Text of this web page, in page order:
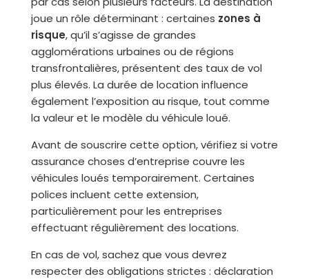
joue un rôle déterminant : certaines zones à
risque, qu’il s’agisse de grandes
agglomérations urbaines ou de régions
transfrontalières, présentent des taux de vol
plus élevés. La durée de location influence
également l’exposition au risque, tout comme
la valeur et le modèle du véhicule loué.
Avant de souscrire cette option, vérifiez si votre
assurance choses d’entreprise couvre les
véhicules loués temporairement. Certaines
polices incluent cette extension,
particulièrement pour les entreprises
effectuant régulièrement des locations.
En cas de vol, sachez que vous devrez
respecter des obligations strictes : déclaration